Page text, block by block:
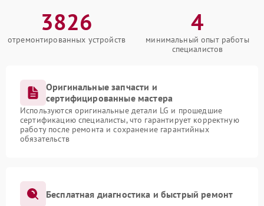
3826
отремонтированных устройств
4
минимальный опыт работы
специалистов
Оригинальные запчасти и
сертифицированные мастера
Используются оригинальные детали LG и прошедшие
сертификацию специалисты, что гарантирует корректную
работу после ремонта и сохранение гарантийных
обязательств
Бесплатная диагностика и быстрый ремонт